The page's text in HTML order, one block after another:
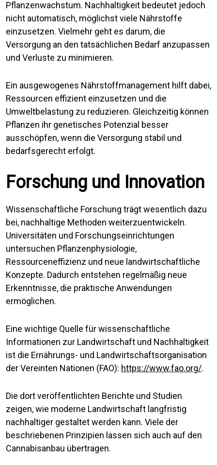
Pflanzenwachstum. Nachhaltigkeit bedeutet jedoch
nicht automatisch, möglichst viele Nährstoffe
einzusetzen. Vielmehr geht es darum, die
Versorgung an den tatsächlichen Bedarf anzupassen
und Verluste zu minimieren.
Ein ausgewogenes Nährstoffmanagement hilft dabei,
Ressourcen effizient einzusetzen und die
Umweltbelastung zu reduzieren. Gleichzeitig können
Pflanzen ihr genetisches Potenzial besser
ausschöpfen, wenn die Versorgung stabil und
bedarfsgerecht erfolgt.
Forschung und Innovation
Wissenschaftliche Forschung trägt wesentlich dazu
bei, nachhaltige Methoden weiterzuentwickeln.
Universitäten und Forschungseinrichtungen
untersuchen Pflanzenphysiologie,
Ressourceneffizienz und neue landwirtschaftliche
Konzepte. Dadurch entstehen regelmäßig neue
Erkenntnisse, die praktische Anwendungen
ermöglichen.
Eine wichtige Quelle für wissenschaftliche
Informationen zur Landwirtschaft und Nachhaltigkeit
ist die Ernährungs- und Landwirtschaftsorganisation
der Vereinten Nationen (FAO): https://www.fao.org/.
Die dort veröffentlichten Berichte und Studien
zeigen, wie moderne Landwirtschaft langfristig
nachhaltiger gestaltet werden kann. Viele der
beschriebenen Prinzipien lassen sich auch auf den
Cannabisanbau übertragen.